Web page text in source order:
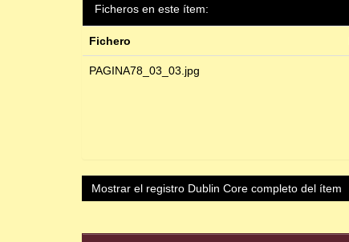
Ficheros en este ítem:
Fichero
PAGINA78_03_03.jpg
Mostrar el registro Dublin Core completo del ítem